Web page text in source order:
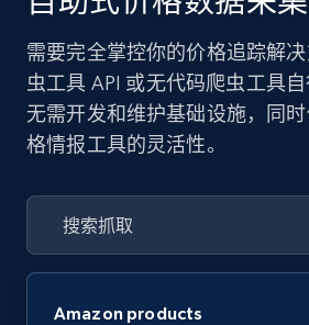
需要完全掌控你的价格追踪解
虫工具 API 或无代码爬虫工具自
无需开发和维护基础设施，同
格情报工具的灵活性。
Amazon products